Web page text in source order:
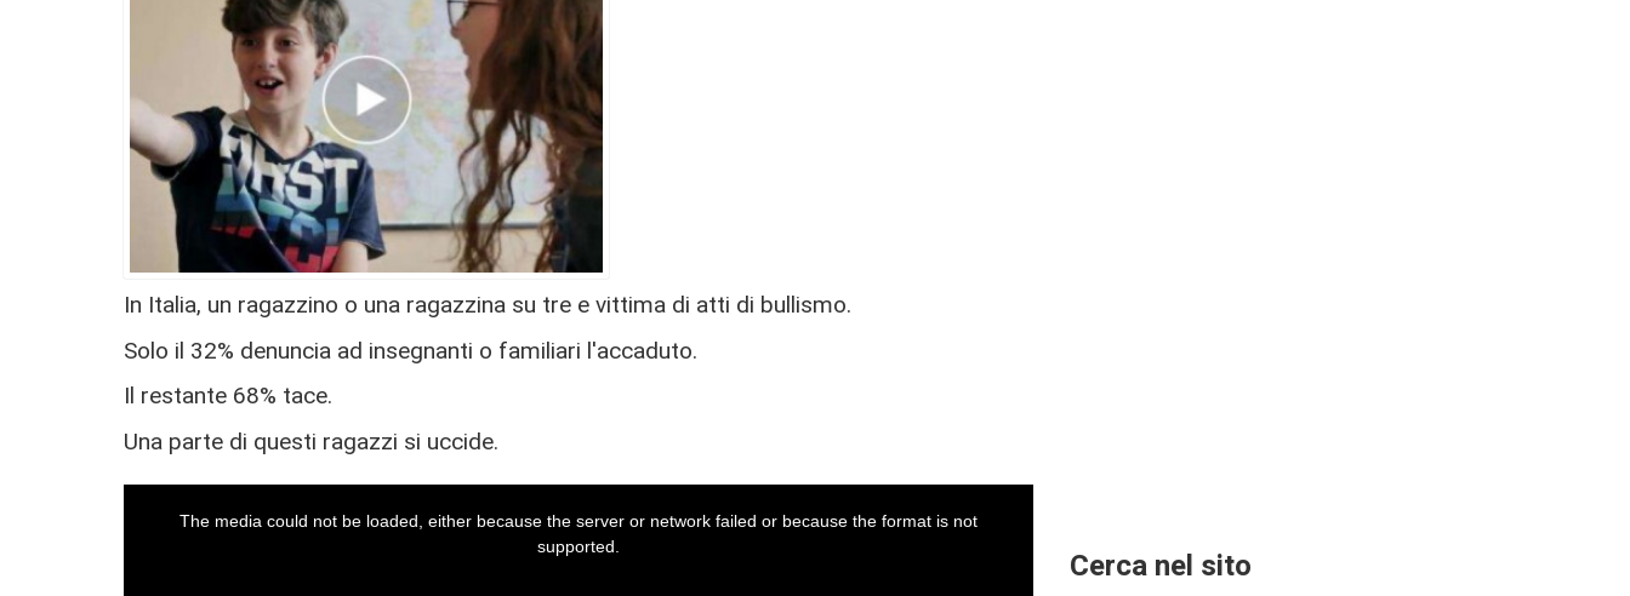
​In Italia, un ragazzino o una ragazzina su tre e vittima di atti di bullismo.
Solo il 32% denuncia ad insegnanti o familiari l'accaduto.
Il restante 68% tace.
Una parte di questi ragazzi si uccide.
The media could not be loaded, either because the server or network failed or because the format is not
supported.
Cerca nel sito